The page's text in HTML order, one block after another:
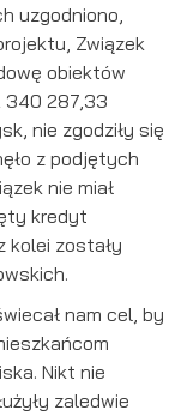
uzgodniono,
Związek
obiektów
340 287,33
nie zgodziły się
z podjętych
nie miał
kredyt
kolei zostały
nam cel, by
Nikt nie
zaledwie